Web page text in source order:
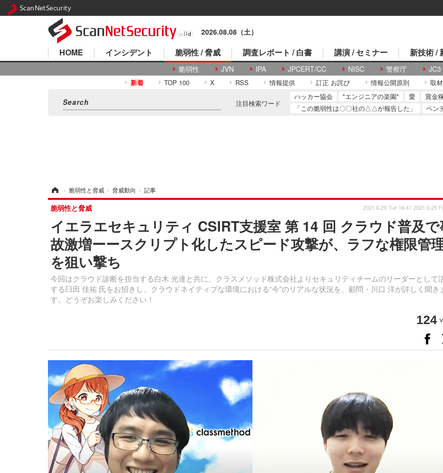
2026.08.08（土）
HOME インシデント 脆弱性 / 脅威
脆弱性 JVN IPA JPCERT/CC NISC 警察庁 JC3
調査レポート / 白書 講演 / セミナー 新技術 /
新着 TOP 100 X RSS 情報提供 訂正 お詫び 情報公開原則 取
注目検索ワード
ハッカー協会 "エンジニアの楽園" 愛 賞金
「この脆弱性は〇〇社の△△が報告した」
ペン
› 脆弱性と脅威 › 脅威動向 › 記事
イエラエセキュリティ CSIRT支援室 第 14 回 クラウド普及
故激増ーースクリプト化したスピード攻撃が、ラフな権限管
を狙い撃ち
今回はクラウド診断を担当する白木 光達と共に、クラスメソッド株式会社よりセキュリティチームのリーダーとして
する臼田 佳祐 氏をお招きし、クラウドネイティブな環境における“今”のリアルな状況を、顧問・川口 洋が詳しく聞き
す。どうぞお楽しみください！
脆弱性と脅威 2021.6.29 Tue 16:41 2021.6.25
124
ScanNetSecurity